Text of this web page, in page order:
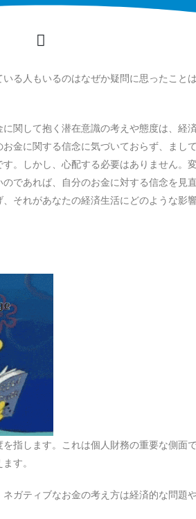
る人もいるのはなぜか疑問に思ったこと
関して抱く潜在意識の考えや態度は、経
金に関する信念に気づいておらず、まし
。しかし、心配する必要はありません。
であれば、自分のお金に対する信念を見
それがあなたの経済生活にどのような影
指します。これは個人財務の重要な側面
す。
ガティブなお金の考え方は経済的な問題